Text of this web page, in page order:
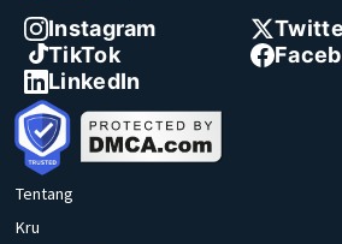
Instagram
TikTok
LinkedIn
Tentang
Kru